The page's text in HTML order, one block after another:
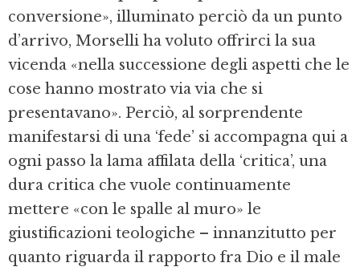
conversione», illuminato perciò da un punto
d’arrivo, Morselli ha voluto offrirci la sua
vicenda «nella successione degli aspetti che le
cose hanno mostrato via via che si
presentavano». Perciò, al sorprendente
manifestarsi di una ‘fede’ si accompagna qui a
ogni passo la lama affilata della ‘critica’, una
dura critica che vuole continuamente
mettere «con le spalle al muro» le
giustificazioni teologiche – innanzitutto per
quanto riguarda il rapporto fra Dio e il male